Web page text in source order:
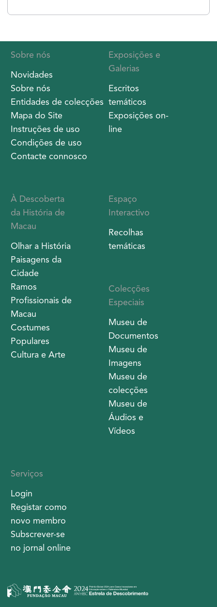
Sobre nós
Novidades
Sobre nós
Entidades de colecções
Mapa do Site
Instruções de uso
Condições de uso
Contacte connosco
Exposições e
Galerias
Escritos
temáticos
Exposições on-
line
À Descoberta
da História de
Macau
Olhar a História
Paisagens da
Cidade
Ramos
Profissionais de
Macau
Costumes
Populares
Cultura e Arte
Espaço
Interactivo
Recolhas
temáticas
Colecções
Especiais
Museu de
Documentos
Museu de
Imagens
Museu de
colecções
Museu de
Áudios e
Vídeos
Serviços
Login
Registar como
novo membro
Subscrever-se
no jornal online